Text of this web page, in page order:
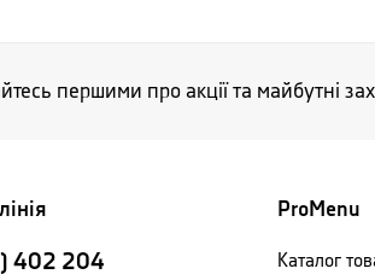
першими про акції та майбутні
402 204
ProMenu
Каталог